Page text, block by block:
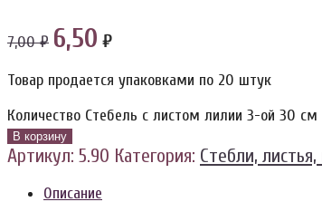
7,00 ₽ 6,50 ₽
Товар продается упаковками по 20 штук
Количество Стебель с листом лилии 3-ой 30
В корзину
Артикул: 5.90 Категория: Стебли,
Описание